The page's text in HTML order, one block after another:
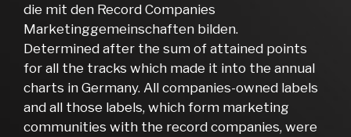
die mit den Record Companies
Marketinggemeinschaften bilden.
Determined after the sum of attained points
for all the tracks which made it into the annual
charts in Germany. All companies-owned labels
and all those labels, which form marketing
communities with the record companies, were